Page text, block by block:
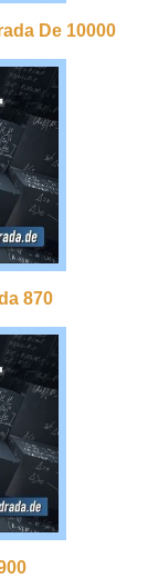
De 10000
870